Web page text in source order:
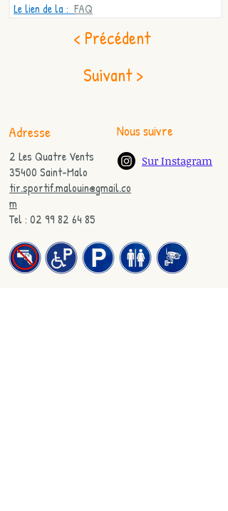
Le lien de la : FAQ
< Précédent
Suivant >
Adresse Nous suivre
2 Les Quatre Vents
35400 Saint-Malo
tir.sportif.malouin@gmail.co
m
Tel : 02 99 82 64 85
Sur Instagram